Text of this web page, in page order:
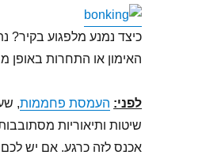
כיצד נמנע מלפגוע בקיר?
האימון או התחרות באופן
לפני: העמסת פחממות,
שיטות ותיאוריות
אכנס לזה כרגע. אם יש